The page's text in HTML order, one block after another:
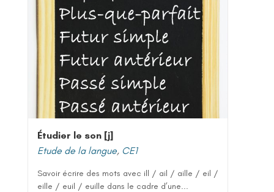
Étudier le son [j]
Etude de la langue, CE1
Savoir écrire des mots avec ill / ail / aille / eil /
eille / euil / euille dans le cadre d’une...